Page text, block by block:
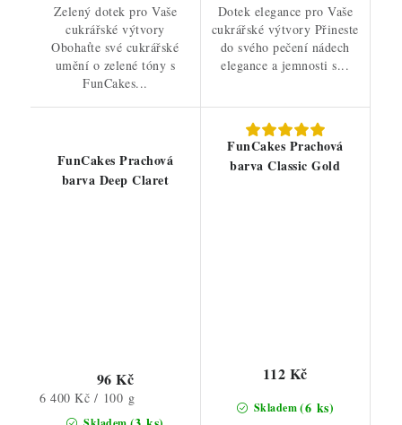
Zelený dotek pro Vaše
cukrářské výtvory
Obohaťte své cukrářské
umění o zelené tóny s
FunCakes...
Dotek elegance pro Vaše
cukrářské výtvory Přineste
do svého pečení nádech
elegance a jemnosti s...
FunCakes Prachová
barva Deep Claret
96 Kč
Měrná
6 400 Kč / 100 g
FunCakes Prachová
barva Classic Gold
Skladem(6 ks)
112 Kč